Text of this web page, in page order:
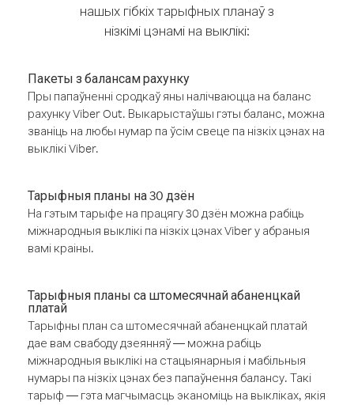
нашых гібкіх тарыфных планаў з
нізкімі цэнамі на выклікі:
Пакеты з балансам рахунку
Пры папаўненні сродкаў яны налічваюцца на баланс
рахунку Viber Out. Выкарыстаўшы гэты баланс, можна
званіць на любы нумар па ўсім свеце па нізкіх цэнах на
выклікі Viber.
Тарыфныя планы на 30 дзён
На гэтым тарыфе на працягу 30 дзён можна рабіць
міжнародныя выклікі па нізкіх цэнах Viber у абраныя
вамі краіны.
Тарыфныя планы са штомесячнай абаненцкай
платай
Тарыфны план са штомесячнай абаненцкай платай
дае вам свабоду дзеянняў — можна рабіць
міжнародныя выклікі на стацыянарныя і мабільныя
нумары па нізкіх цэнах без папаўнення балансу. Такі
тарыф — гэта магчымасць эканоміць на выкліках, якія